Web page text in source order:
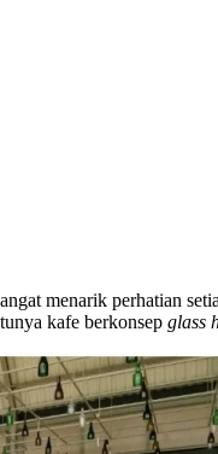
menarik perhatian
kafe berkonsep glass